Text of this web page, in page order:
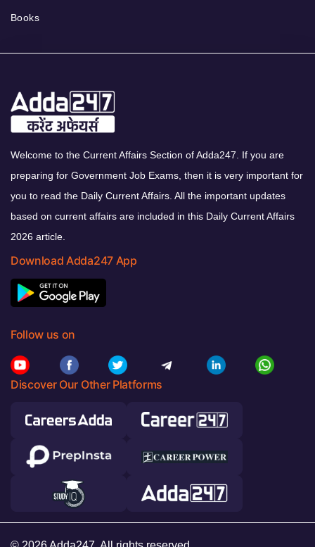
Books
Welcome to the Current Affairs Section of Adda247. If you are
preparing for Government Job Exams, then it is very important for
you to read the Daily Current Affairs. All the important updates
based on current affairs are included in this Daily Current Affairs
2026 article.
Download Adda247 App
Follow us on
Discover Our Other Platforms